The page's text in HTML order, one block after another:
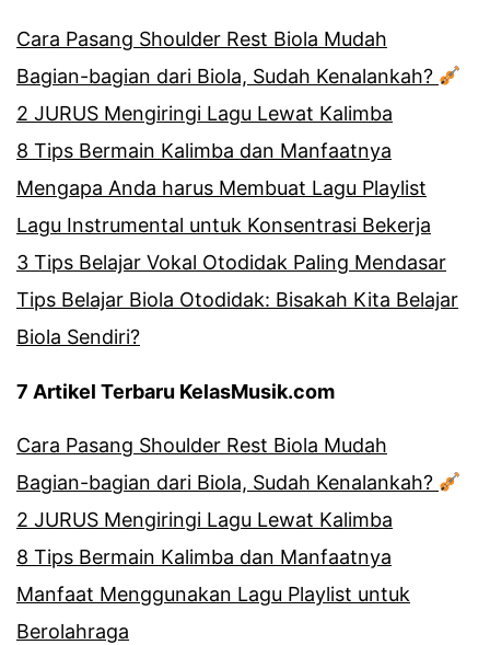
Cara Pasang Shoulder Rest Biola Mudah
Bagian-bagian dari Biola, Sudah Kenalankah?
2 JURUS Mengiringi Lagu Lewat Kalimba
8 Tips Bermain Kalimba dan Manfaatnya
Mengapa Anda harus Membuat Lagu Playlist
Lagu Instrumental untuk Konsentrasi Bekerja
3 Tips Belajar Vokal Otodidak Paling Mendasar
Tips Belajar Biola Otodidak: Bisakah Kita Belajar
Biola Sendiri?
7 Artikel Terbaru KelasMusik.com
Cara Pasang Shoulder Rest Biola Mudah
Bagian-bagian dari Biola, Sudah Kenalankah?
2 JURUS Mengiringi Lagu Lewat Kalimba
8 Tips Bermain Kalimba dan Manfaatnya
Manfaat Menggunakan Lagu Playlist untuk
Berolahraga